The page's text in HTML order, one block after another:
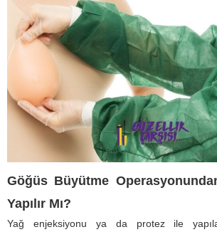
Göğüs Büyütme
Yapılır Mı?
Yağ enjeksiyonu ya da protez ile